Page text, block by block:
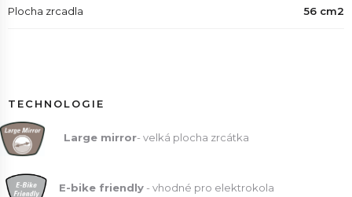
Plocha zrcadla 56 cm2
TECHNOLOGIE
Large mirror- velká plocha zrcátka
E-bike friendly - vhodné pro elektrokola